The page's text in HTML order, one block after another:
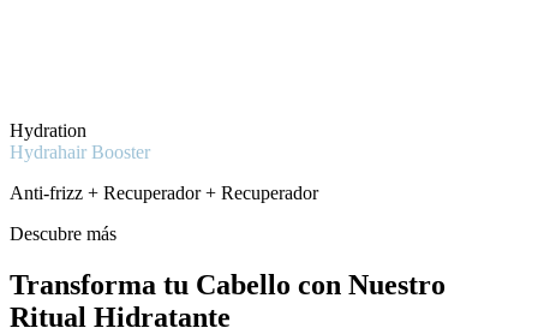
Hydration
Hydrahair Booster
Anti-frizz + Recuperador + Recuperador
Descubre más
Transforma tu Cabello con Nuestro
Ritual Hidratante